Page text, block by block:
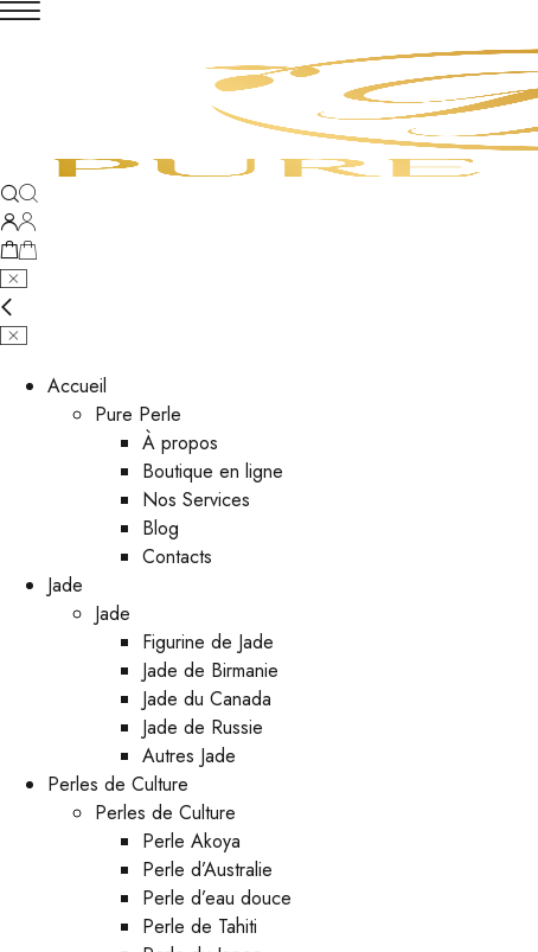
Accueil
Pure Perle
À propos
Boutique en ligne
Nos Services
Blog
Contacts
Jade
Jade
Figurine de Jade
Jade de Birmanie
Jade du Canada
Jade de Russie
Autres Jade
Perles de Culture
Perles de Culture
Perle Akoya
Perle d’Australie
Perle d’eau douce
Perle de Tahiti